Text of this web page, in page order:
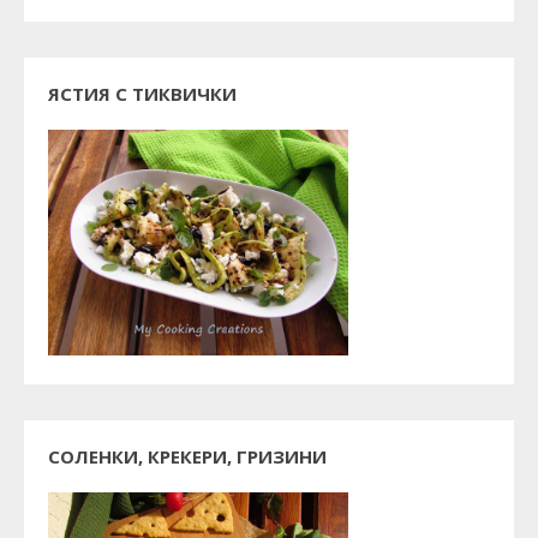
ЯСТИЯ С ТИКВИЧКИ
СОЛЕНКИ, КРЕКЕРИ, ГРИЗИНИ